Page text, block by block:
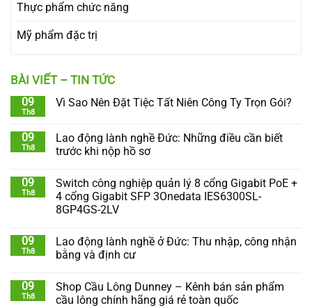
Thực phẩm chức năng
Mỹ phẩm đặc trị
BÀI VIẾT – TIN TỨC
09
Th8
Vì Sao Nên Đặt Tiệc Tất Niên Công Ty Trọn Gói?
09
Th8
Lao động lành nghề Đức: Những điều cần biết
trước khi nộp hồ sơ
09
Th8
Switch công nghiệp quản lý 8 cổng Gigabit PoE +
4 cổng Gigabit SFP 3Onedata IES6300SL-
8GP4GS-2LV
09
Th8
Lao động lành nghề ở Đức: Thu nhập, công nhận
bằng và định cư
09
Th8
Shop Cầu Lông Dunney – Kênh bán sản phẩm
cầu lông chính hãng giá rẻ toàn quốc